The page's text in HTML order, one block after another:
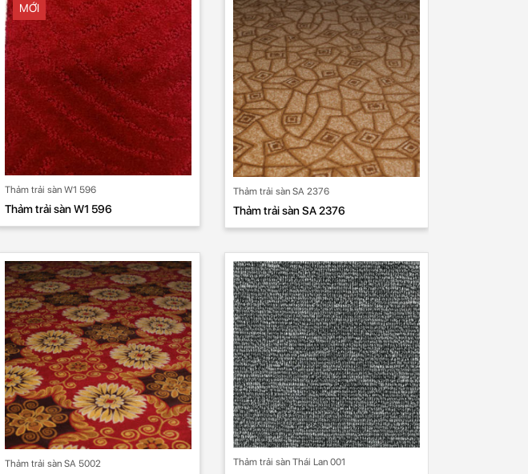
MỚI
Thảm trải sàn W1 596
Thảm trải sàn W1 596
Thảm trải sàn SA 5002
Thảm trải sàn SA 2376
Thảm trải sàn SA 2376
Thảm trải sàn Thái Lan 001